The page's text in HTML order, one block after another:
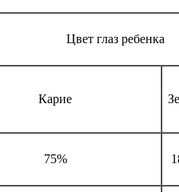
Цвет глаз ребенка
Карие
75%